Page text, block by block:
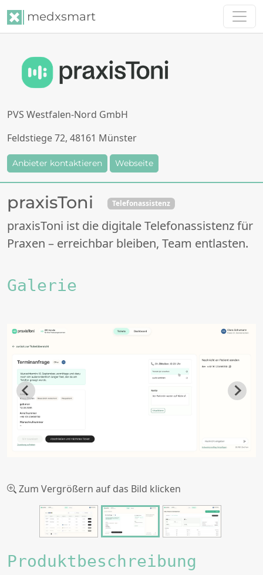
medxsmart
PVS Westfalen-Nord GmbH
Feldstiege 72, 48161 Münster
Anbieter kontaktieren Webseite
praxisToni Telefonassistenz
praxisToni ist die digitale Telefonassistenz für
Praxen – erreichbar bleiben, Team entlasten.
Galerie
Zum Vergrößern auf das Bild klicken
Produktbeschreibung